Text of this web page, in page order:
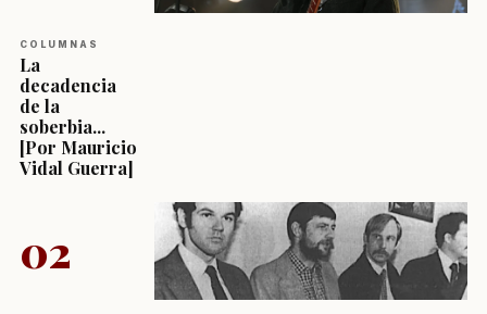
COLUMNAS
La
decadencia
de la
soberbia...
[Por Mauricio
Vidal Guerra]
02